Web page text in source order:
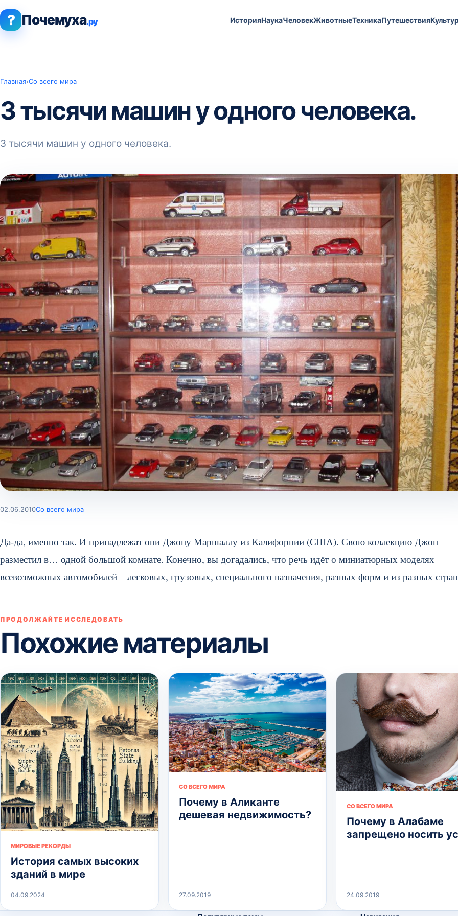
? Почемуха.ру ИсторияНаукаЧеловекЖивотныеТехникаПутешествия
Главная›Со всего мира
3 тысячи машин у одного человека.
3 тысячи машин у одного человека.
02.06.2010Со всего мира
Да-да, именно так. И принадлежат они Джону Маршаллу из Калифорнии (США). Свою коллекцию Джон
разместил в… одной большой комнате. Конечно, вы догадались, что речь идёт о миниатюрных моделях
всевозможных автомобилей – легковых, грузовых, специального назначения, разных форм и из разных
ПРОДОЛЖАЙТЕ ИССЛЕДОВАТЬ
Похожие материалы
МИРОВЫЕ РЕКОРДЫ
История самых высоких
зданий в мире
04.09.2024
СО ВСЕГО МИРА
Почему в Аликанте
дешевая недвижимость?
27.09.2019
СО ВСЕГО МИРА
Почему в Алабаме
запрещено носить
24.09.2019